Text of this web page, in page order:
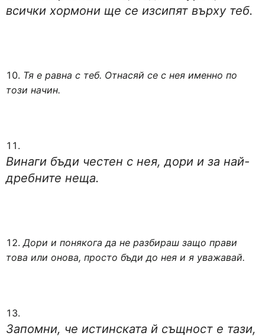
всички хормони ще се изсипят върху теб.
Тя е равна с теб. Отнасяй се с нея именно по
този начин.
Винаги бъди честен с нея, дори и за най-
дребните неща.
Дори и понякога да не разбираш защо прави
това или онова, просто бъди до нея и я уважавай.
Запомни, че истинската й същност е тази,